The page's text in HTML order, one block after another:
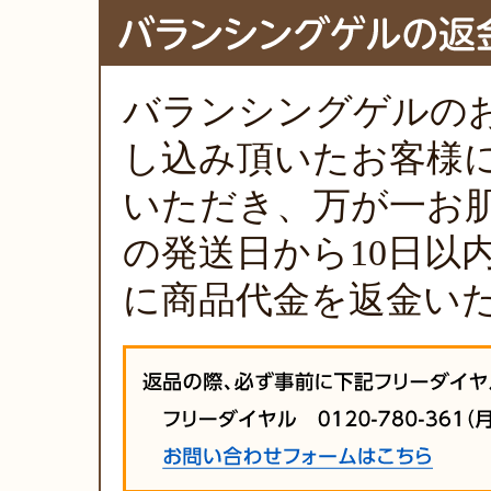
バランシングゲルの
し込み頂いたお客様
いただき、万が一お
の発送日から10日以
に商品代金を返金い